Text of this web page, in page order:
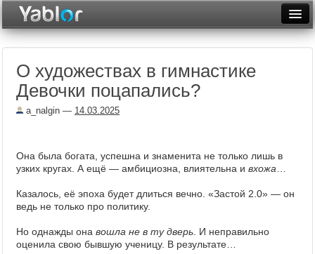
Неделя
Месяц
Архив
Видеотоп
О художествах в гимнастике
Девочки поцапались?
a_nalgin — 14.03.2025
Она была богата, успешна и знаменита не только лишь в
узких кругах. А ещё — амбициозна, влиятельна и вхожа
Казалось, её эпоха будет длиться вечно. «Застой 2.0» — он
ведь не только про политику.
Но однажды она вошла не в ту дверь . И неправильно
оценила свою бывшую ученицу. В результате…